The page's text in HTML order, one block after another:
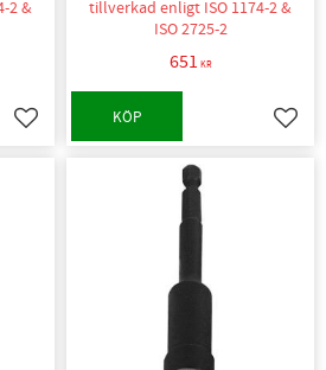
2 &
Lägg till i favoriter
tillverkad enligt ISO 1174-2 &
ISO 2725-2
651 KR
KÖP